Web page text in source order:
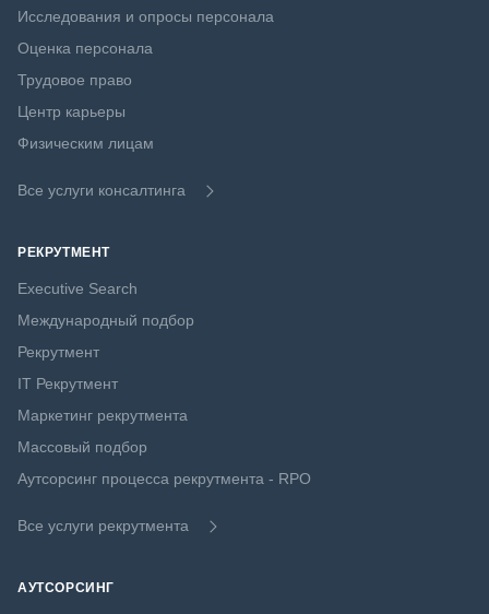
Исследования и опросы персонала
Оценка персонала
Трудовое право
Центр карьеры
Физическим лицам
Все услуги консалтинга
РЕКРУТМЕНТ
Executive Search
Международный подбор
Рекрутмент
IT Рекрутмент
Маркетинг рекрутмента
Массовый подбор
Аутсорсинг процесса рекрутмента - RPO
Все услуги рекрутмента
АУТСОРСИНГ